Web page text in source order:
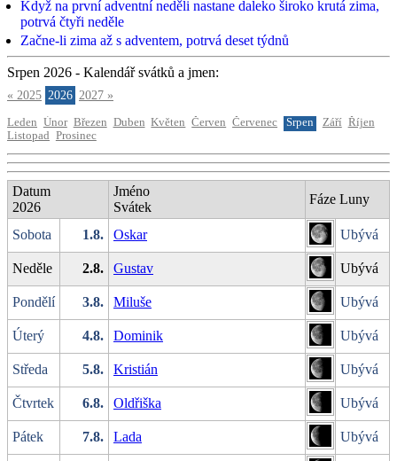
Když na první adventní neděli nastane daleko široko krutá zima,
potrvá čtyři neděle
Začne-li zima až s adventem, potrvá deset týdnů
Srpen 2026 - Kalendář svátků a jmen:
« 2025 2026 2027 »
Leden Únor Březen Duben Květen Červen Červenec Srpen Září Říjen
Listopad Prosinec
Datum
2026
Jméno
Svátek
Fáze Luny
Sobota 1.8. Oskar Ubývá
Neděle 2.8. Gustav Ubývá
Pondělí 3.8. Miluše Ubývá
Úterý 4.8. Dominik Ubývá
Středa 5.8. Kristián Ubývá
Čtvrtek 6.8. Oldřiška Ubývá
Pátek 7.8. Lada Ubývá